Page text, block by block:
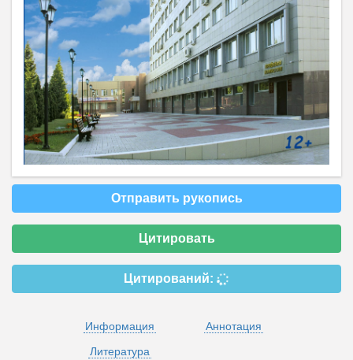
Отправить рукопись
Цитировать
Цитирований:
Информация
Аннотация
Литература